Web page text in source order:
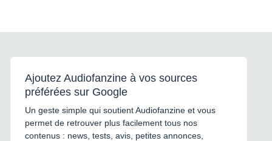
Ajoutez Audiofanzine à vos sources
préférées sur Google
Un geste simple qui soutient Audiofanzine et vous
permet de retrouver plus facilement tous nos
contenus : news, tests, avis, petites annonces,